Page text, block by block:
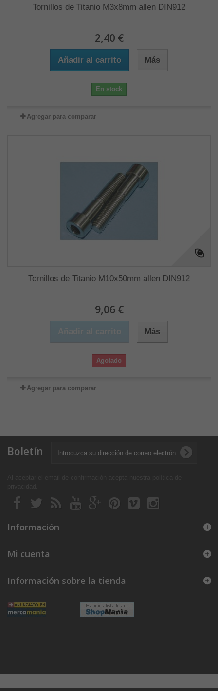
Tornillos de Titanio M3x8mm allen DIN912
2,40 €
Añadir al carrito Más
En stock
Agregar para comparar
Tornillos de Titanio M10x50mm allen DIN912
9,06 €
Más
Agotado
Agregar para comparar
Boletín
Información
Mi cuenta
Información sobre la tienda